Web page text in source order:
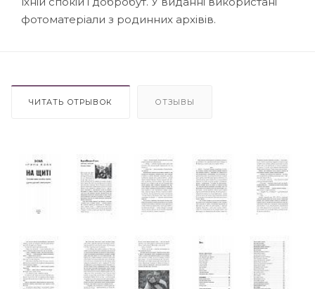
фотоматеріали з родинних архівів.
ЧИТАТЬ ОТРЫВОК ОТЗЫВЫ